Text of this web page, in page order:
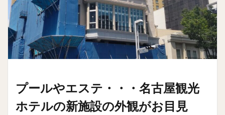
プールやエステ・・・名古屋観光
ホテルの新施設の外観がお目見